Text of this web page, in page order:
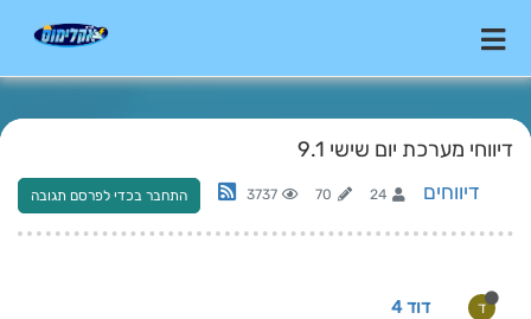
דיווחי מערכת יום שישי 9.1
דיווחים 24
70
3737 התחבר בכדי לפרסם תגובה
ד דוד 4